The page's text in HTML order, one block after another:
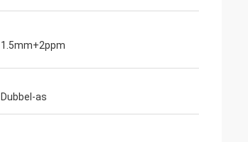
1.5mm+2ppm
Dubbel-as